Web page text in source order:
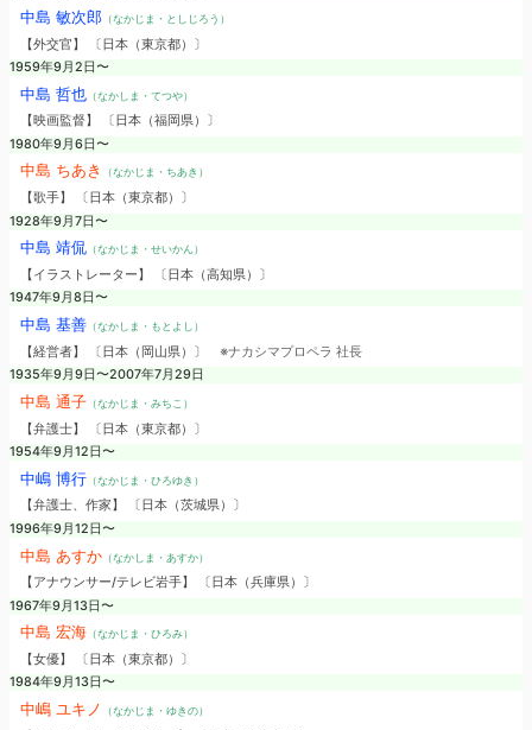
中島 敏次郎（なかじま・としじろう）
【外交官】 〔日本（東京都）〕
1959年9月2日〜
中島 哲也（なかしま・てつや）
【映画監督】 〔日本（福岡県）〕
1980年9月6日〜
中島 ちあき （なかじま・ちあき）
【歌手】 〔日本（東京都）〕
1928年9月7日〜
中島 靖侃（なかじま・せいかん）
【イラストレーター】 〔日本（高知県）〕
1947年9月8日〜
中島 基善（なかしま・もとよし）
【経営者】 〔日本（岡山県）〕 ※ナカシマプロペラ 社長
1935年9月9日〜2007年7月29日
中島 通子（なかじま・みちこ）
【弁護士】 〔日本（東京都）〕
1954年9月12日〜
中嶋 博行（なかじま・ひろゆき）
【弁護士、作家】 〔日本（茨城県）〕
1996年9月12日〜
中島 あすか（なかしま・あすか）
【アナウンサー/テレビ岩手】 〔日本（兵庫県）〕
1967年9月13日〜
中島 宏海（なかじま・ひろみ）
【女優】 〔日本（東京都）〕
1984年9月13日〜
中嶋 ユキノ （なかじま・ゆきの）